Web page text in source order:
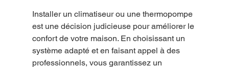
Installer un climatiseur ou une thermopompe
est une décision judicieuse pour améliorer le
confort de votre maison. En choisissant un
système adapté et en faisant appel à des
professionnels, vous garantissez un